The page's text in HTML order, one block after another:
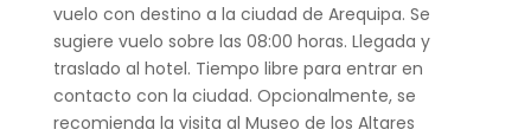
vuelo con destino a la ciudad de Arequipa. Se
sugiere vuelo sobre las 08:00 horas. Llegada y
traslado al hotel. Tiempo libre para entrar en
contacto con la ciudad. Opcionalmente, se
recomienda la visita al Museo de los Altares